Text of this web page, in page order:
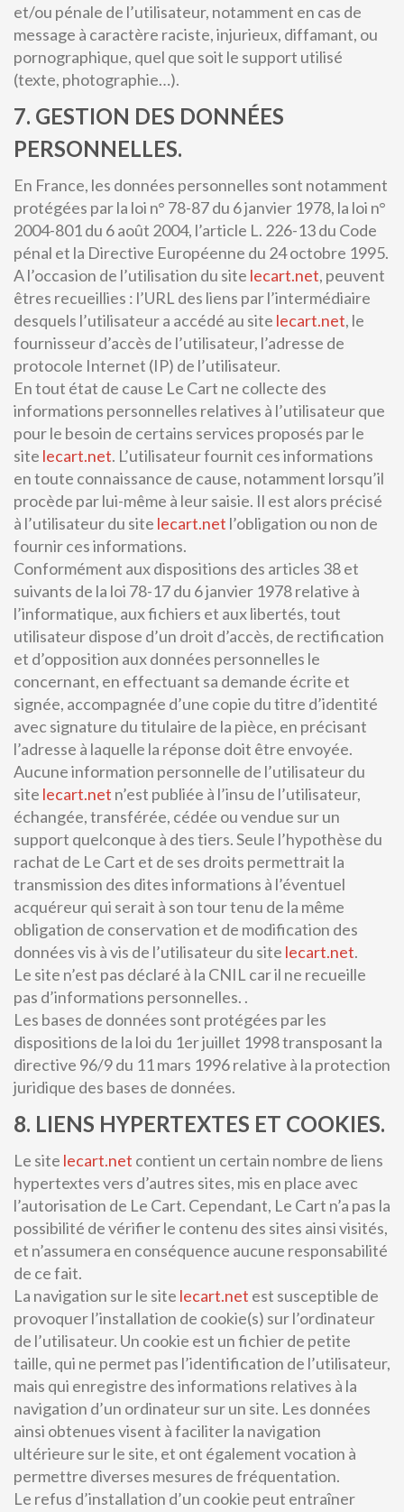
et/ou pénale de l’utilisateur, notamment en cas de
message à caractère raciste, injurieux, diffamant, ou
pornographique, quel que soit le support utilisé
(texte, photographie…).
7. GESTION DES DONNÉES
PERSONNELLES.
En France, les données personnelles sont notamment
protégées par la loi n° 78-87 du 6 janvier 1978, la loi n°
2004-801 du 6 août 2004, l’article L. 226-13 du Code
pénal et la Directive Européenne du 24 octobre 1995.
A l’occasion de l’utilisation du site lecart.net, peuvent
êtres recueillies : l’URL des liens par l’intermédiaire
desquels l’utilisateur a accédé au site lecart.net, le
fournisseur d’accès de l’utilisateur, l’adresse de
protocole Internet (IP) de l’utilisateur.
En tout état de cause Le Cart ne collecte des
informations personnelles relatives à l’utilisateur que
pour le besoin de certains services proposés par le
site lecart.net. L’utilisateur fournit ces informations
en toute connaissance de cause, notamment lorsqu’il
procède par lui-même à leur saisie. Il est alors précisé
à l’utilisateur du site lecart.net l’obligation ou non de
fournir ces informations.
Conformément aux dispositions des articles 38 et
suivants de la loi 78-17 du 6 janvier 1978 relative à
l’informatique, aux fichiers et aux libertés, tout
utilisateur dispose d’un droit d’accès, de rectification
et d’opposition aux données personnelles le
concernant, en effectuant sa demande écrite et
signée, accompagnée d’une copie du titre d’identité
avec signature du titulaire de la pièce, en précisant
l’adresse à laquelle la réponse doit être envoyée.
Aucune information personnelle de l’utilisateur du
site lecart.net n’est publiée à l’insu de l’utilisateur,
échangée, transférée, cédée ou vendue sur un
support quelconque à des tiers. Seule l’hypothèse du
rachat de Le Cart et de ses droits permettrait la
transmission des dites informations à l’éventuel
acquéreur qui serait à son tour tenu de la même
obligation de conservation et de modification des
données vis à vis de l’utilisateur du site lecart.net.
Le site n’est pas déclaré à la CNIL car il ne recueille
pas d’informations personnelles. .
Les bases de données sont protégées par les
dispositions de la loi du 1er juillet 1998 transposant la
directive 96/9 du 11 mars 1996 relative à la protection
juridique des bases de données.
8. LIENS HYPERTEXTES ET COOKIES.
Le site lecart.net contient un certain nombre de liens
hypertextes vers d’autres sites, mis en place avec
l’autorisation de Le Cart. Cependant, Le Cart n’a pas la
possibilité de vérifier le contenu des sites ainsi visités,
et n’assumera en conséquence aucune responsabilité
de ce fait.
La navigation sur le site lecart.net est susceptible de
provoquer l’installation de cookie(s) sur l’ordinateur
de l’utilisateur. Un cookie est un fichier de petite
taille, qui ne permet pas l’identification de l’utilisateur,
mais qui enregistre des informations relatives à la
navigation d’un ordinateur sur un site. Les données
ainsi obtenues visent à faciliter la navigation
ultérieure sur le site, et ont également vocation à
permettre diverses mesures de fréquentation.
Le refus d’installation d’un cookie peut entraîner